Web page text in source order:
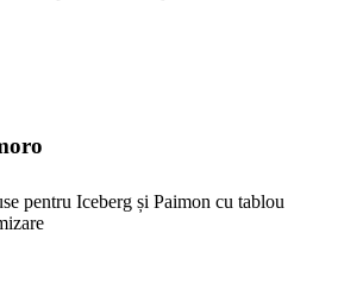
pentru Iceberg și Paimon cu tablou